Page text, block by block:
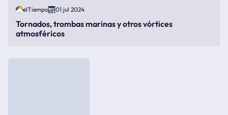
elTiempo 01 jul 2024
Tornados, trombas marinas y otros vórtices
atmosféricos